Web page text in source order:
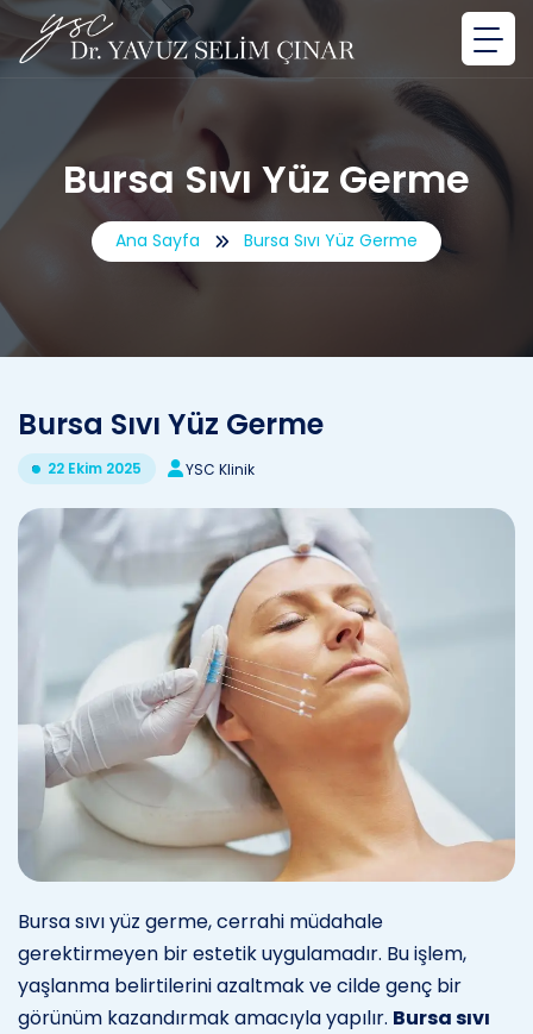
Bursa Sıvı Yüz Germe
Ana Sayfa Bursa Sıvı Yüz Germe
Bursa Sıvı Yüz Germe
22 Ekim 2025 YSC Klinik
Bursa sıvı yüz germe, cerrahi müdahale
gerektirmeyen bir estetik uygulamadır. Bu işlem,
yaşlanma belirtilerini azaltmak ve cilde genç bir
görünüm kazandırmak amacıyla yapılır. Bursa sıvı